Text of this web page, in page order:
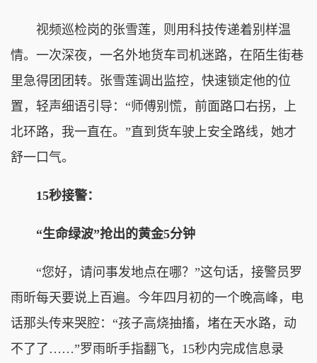
视频巡检岗的张雪莲，则用科技传递着别样温
情。一次深夜，一名外地货车司机迷路，在陌生街巷
里急得团团转。张雪莲调出监控，快速锁定他的位
置，轻声细语引导：“师傅别慌，前面路口右拐，上
北环路，我一直在。”直到货车驶上安全路线，她才
舒一口气。
15秒接警：
“生命绿波”抢出的黄金5分钟
“您好，请问事发地点在哪？”这句话，接警员罗
雨昕每天要说上百遍。今年四月初的一个晚高峰，电
话那头传来哭腔：“孩子高烧抽搐，堵在天水路，动
不了了……”罗雨昕手指翻飞，15秒内完成信息录